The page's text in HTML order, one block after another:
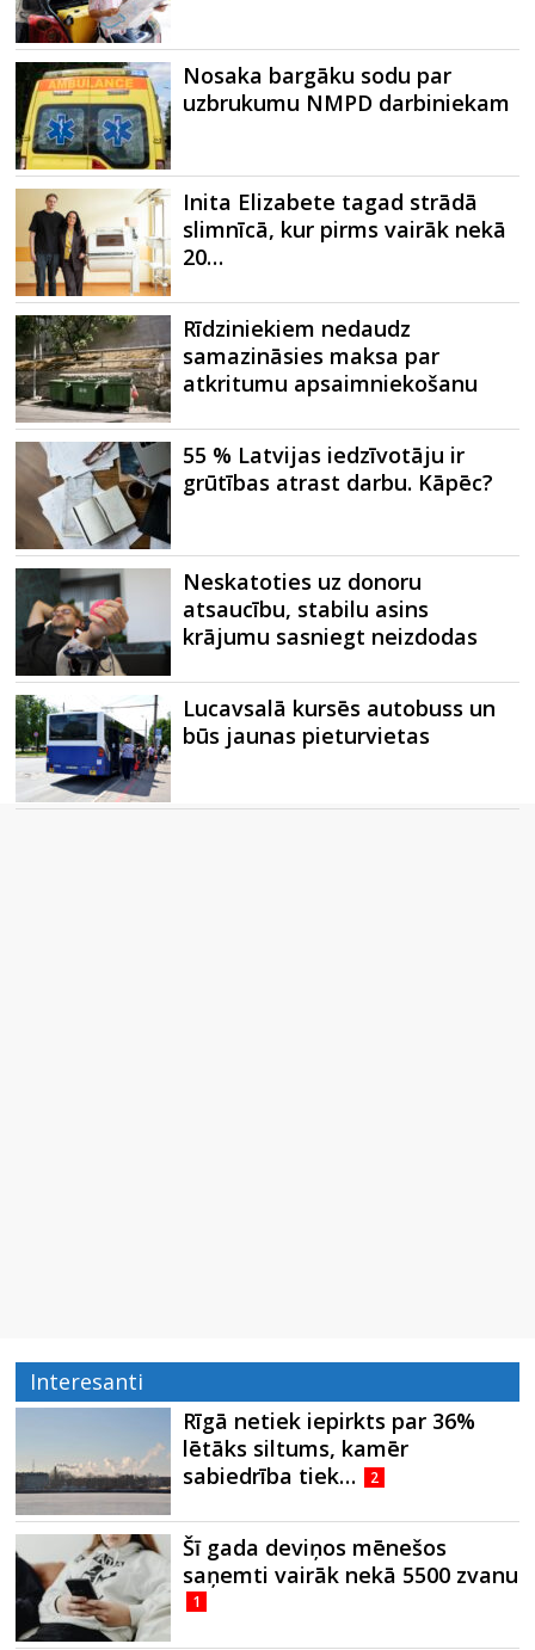
Nosaka bargāku sodu par
uzbrukumu NMPD darbiniekam
Inita Elizabete tagad strādā
slimnīcā, kur pirms vairāk nekā
20…
Rīdziniekiem nedaudz
samazināsies maksa par
atkritumu apsaimniekošanu
55 % Latvijas iedzīvotāju ir
grūtības atrast darbu. Kāpēc?
Neskatoties uz donoru
atsaucību, stabilu asins
krājumu sasniegt neizdodas
Lucavsalā kursēs autobuss un
būs jaunas pieturvietas
Interesanti
Rīgā netiek iepirkts par 36%
lētāks siltums, kamēr
sabiedrība tiek…
2
Šī gada deviņos mēnešos
saņemti vairāk nekā 5500 zvanu
1